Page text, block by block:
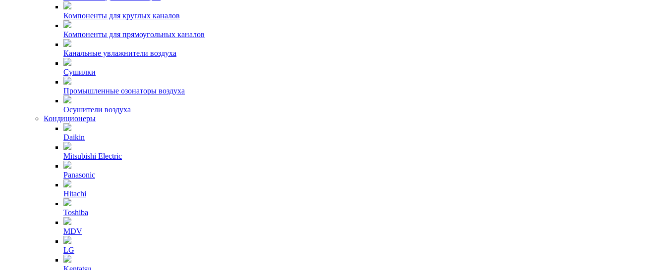
Компоненты для круглых каналов
Компоненты для прямоугольных каналов
Канальные увлажнители воздуха
Сушилки
Промышленные озонаторы воздуха
Осушители воздуха
Кондиционеры
Daikin
Mitsubishi Electric
Panasonic
Hitachi
Toshiba
MDV
LG